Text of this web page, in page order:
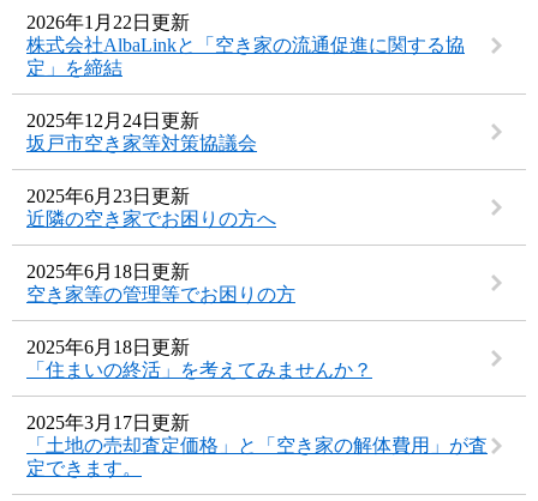
2026年1月22日更新
株式会社AlbaLinkと「空き家の流通促進に関する協
定」を締結
2025年12月24日更新
坂戸市空き家等対策協議会
2025年6月23日更新
近隣の空き家でお困りの方へ
2025年6月18日更新
空き家等の管理等でお困りの方
2025年6月18日更新
「住まいの終活」を考えてみませんか？
2025年3月17日更新
「土地の売却査定価格」と「空き家の解体費用」が査
定できます。